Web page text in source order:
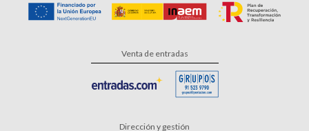
Venta de entradas
Dirección y gestión